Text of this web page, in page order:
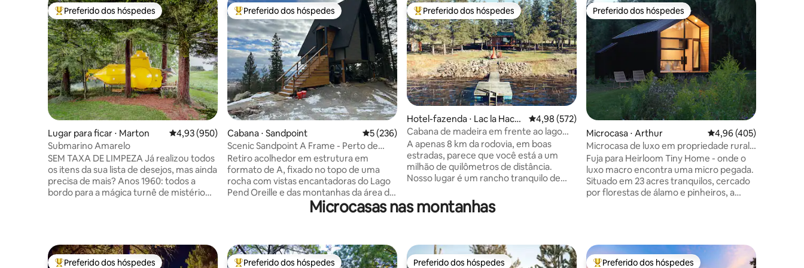
Entre os melhores preferidos dos hóspedes
Preferido dos hóspedes
Lugar para ficar ⋅ Marton 4,93 de uma avaliação média de 5, 950 avaliações
4,93 (950)
Submarino Amarelo
SEM TAXA DE LIMPEZA Já realizou todos
os itens da sua lista de desejos, mas ainda
precisa de mais? Anos 1960: todos a
bordo para a mágica turnê de mistério
Red October" coloca você no comando
da destruição nuclear mutuamente
Entre os melhores preferidos dos hóspedes
Preferido dos hóspedes
Cabana ⋅ Sandpoint 5 de uma avaliação média de 5, 236 avaliações
5 (236)
Scenic Sandpoint A Frame - Perto de
Schweitzer
Retiro acolhedor em estrutura em
formato de A, fixado no topo de uma
rocha com vistas encantadoras do Lago
Pend Oreille e das montanhas da área de
Sandpoint. A apenas 4 milhas do centro
da cidade e a 5 minutos de carro do
para casais. Relaxe em uma cama queen-
size, prepare refeições na cozinha de
Entre os melhores preferidos dos hóspedes
Preferido dos hóspedes
Hotel-fazenda ⋅ Lac la Hach
e
4,98 de uma avaliação média de 5, 572 avaliações
4,98 (572)
Cabana de madeira em frente ao lago
privativa com canoa e caiaques
A apenas 8 km da rodovia, em boas
estradas, parece que você está a um
milhão de quilômetros de distância.
Nosso lugar é um rancho tranquilo de
pequena nas proximidades para o básico.
45 minutos para 2 cidades maiores com
amigável no local. Com apenas 2
cabanas, a 80 metros de distância,
Preferido dos hóspedes
Preferido dos hóspedes
Microcasa ⋅ Arthur 4,96 de uma avaliação
4,96 (405)
Microcasa de luxo em propriedade rural
tranquila
Fuja para Heirloom Tiny Home - onde o
luxo macro encontra uma micro pegada.
Situado em 23 acres tranquilos, cercado
por florestas de álamo e pinheiros, a
sabonetes artesanais e um banheiro tipo
spa acalmam os sentidos. Aconchegue-
Microcasas nas montanhas
Preferido dos hóspedes Preferido dos hóspedes Preferido dos hóspedes Preferido dos hóspedes